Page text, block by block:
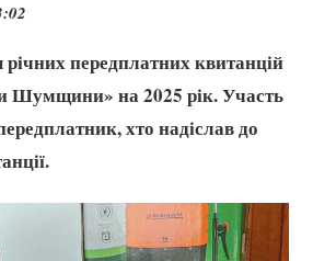
річних передплатних квитанцій
Шумщини» на 2025 рік. Участь
хто надіслав до